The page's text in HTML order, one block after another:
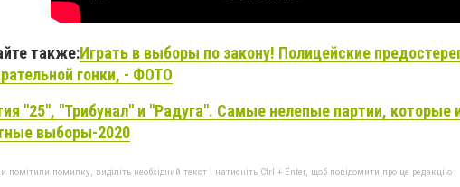
также:Играть в выборы по закону! Полицейские
гонки, - ФОТО
"25", "Трибунал" и "Радуга". Самые нелепые партии, которые
выборы-2020
помітили помилку, виділіть необхідний текст і натисніть Ctrl + Enter, щоб повідомити про це редакцію